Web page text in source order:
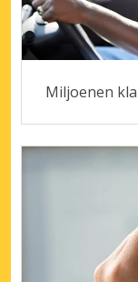
Miljoenen